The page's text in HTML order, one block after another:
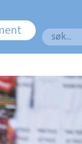
Søk